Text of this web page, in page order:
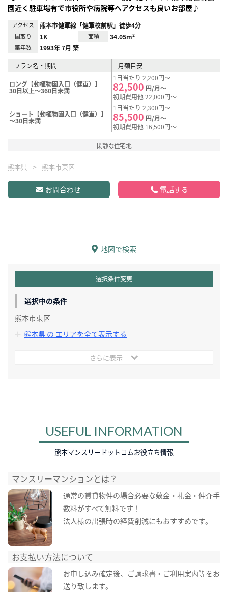
園近く駐車場有で市役所や病院等へアクセスも良いお部屋♪
アクセス 熊本市健軍線「健軍校前駅」徒歩4分
間取り 1K 面積 34.05m²
築年数 1993年 7月 築
プラン名・期間 月額目安
ロング【動植物園入口（健軍）】
30日以上～360日未満
1日当たり 2,200円～
82,500 円/月～
初期費用他 22,000円～
ショート【動植物園入口（健軍）】
～30日未満
1日当たり 2,300円～
85,500 円/月～
初期費用他 16,500円～
閑静な住宅地
熊本県 熊本市東区
お問合わせ 電話する
地図で検索
選択条件変更
選択中の条件
熊本市東区
熊本県 の エリアを全て表示する
さらに表示
USEFUL INFORMATION
熊本マンスリードットコムお役立ち情報
マンスリーマンションとは？
通常の賃貸物件の場合必要な敷金・礼金・仲介手
数料がすべて無料です！
法人様の出張時の経費削減にもおすすめです。
お支払い方法について
お申し込み確定後、ご請求書・ご利用案内等をお
送り致します。